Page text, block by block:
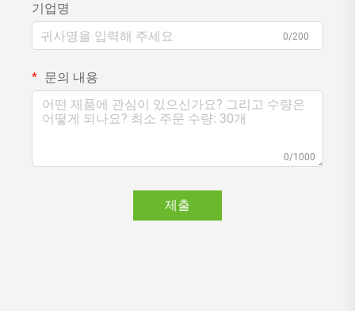
기업명
0/200
문의 내용
0/1000
제출